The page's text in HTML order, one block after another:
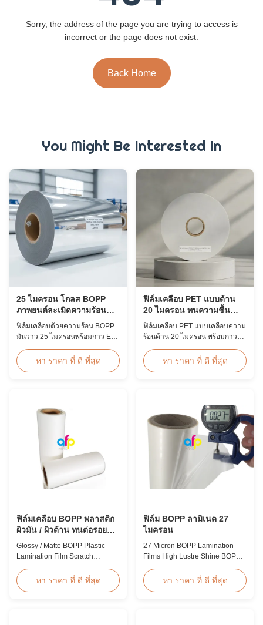
Sorry, the address of the page you are trying to access is
incorrect or the page does not exist.
Back Home
You Might Be Interested In
25 ไมครอน โกลส BOPP
ภาพยนต์ละเมิดความร้อน
EVA เกาหลี 2200 มม
ฟิล์มเคลือบด้วยความร้อน BOPP
มันวาว 25 ไมครอนพร้อมกาว EVA
มม. ความต้านทานแรงดึงสูง ≥150
MPa เหมาะสำหรับการปกป้อง
หา ราคา ที่ ดี ที่สุด
ฟิล์มเคลือบ PET แบบด้าน
20 ไมครอน ทนความชื้น
EVA
ฟิล์มเคลือบ PET แบบเคลือบความ
ร้อนด้าน 20 ไมครอน พร้อมกาว
เหมาะสำหรับการเคลือบบรรจุ
ภัณฑ์แบบยืดหยุ่นที่ความเร็วสูงถึง
หา ราคา ที่ ดี ที่สุด
ฟิล์มเคลือบ BOPP พลาสติก
ผิวมัน / ผิวด้าน ทนต่อรอยขีด
ข่วน
Glossy / Matte BOPP Plastic
Lamination Film Scratch
Plastic Lamination Film Scratch
Resistant Film Product
หา ราคา ที่ ดี ที่สุด
ฟิล์ม BOPP ลามิเนต 27
ไมครอน
27 Micron BOPP Lamination
Films High Lustre Shine BOPP
27micron BOPP Thermal
Lamination Film is an
หา ราคา ที่ ดี ที่สุด